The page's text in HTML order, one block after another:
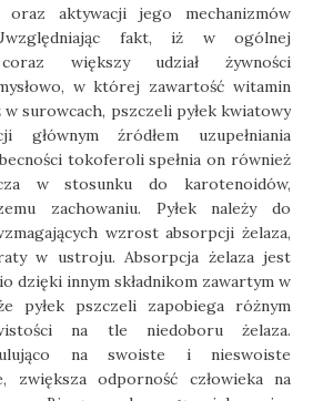
oraz aktywacji jego mechanizmów
fakt, iż w ogólnej
większy udział żywności
w której zawartość witamin
surowcach, pszczeli pyłek kwiatowy
źródłem uzupełniania
tokoferoli spełnia on również
w stosunku do karotenoidów,
zachowaniu. Pyłek należy do
wzrost absorpcji żelaza,
w ustroju. Absorpcja żelaza jest
dzięki innym składnikom zawartym w
pyłek pszczeli zapobiega różnym
na tle niedoboru żelaza.
na swoiste i nieswoiste
zwiększa odporność człowieka na